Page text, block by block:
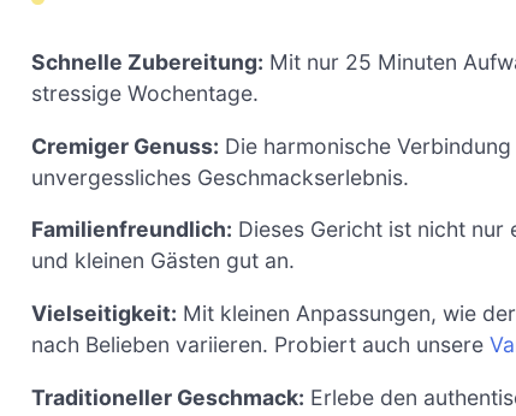
Schnelle Zubereitung: Mit nur 25 Minuten
stressige Wochentage.
Cremiger Genuss: Die harmonische
unvergessliches Geschmackserlebnis.
Familienfreundlich: Dieses Gericht ist nicht
und kleinen Gästen gut an.
Vielseitigkeit: Mit kleinen Anpassungen, wie
nach Belieben variieren. Probiert auch unsere
Traditioneller Geschmack: Erlebe den